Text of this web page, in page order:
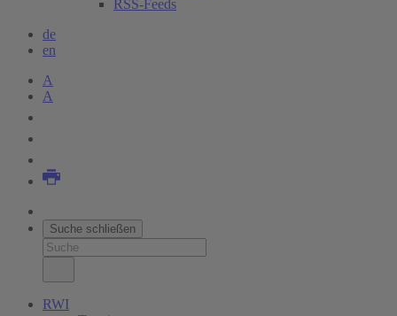
RSS-Feeds
de
en
A
A
Suche schließen
RWI